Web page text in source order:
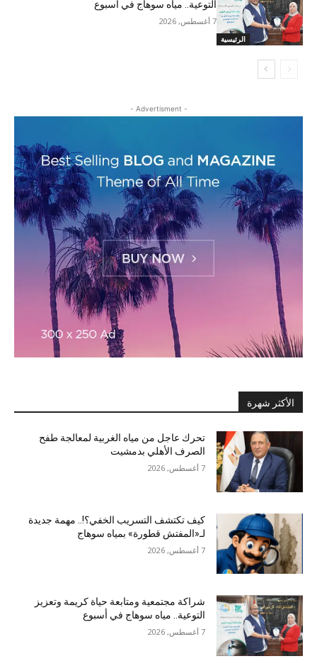
الرئيسية
التوعية.. مياه سوهاج في أسبوع
7 أغسطس, 2026
- Advertisment -
الأكثر شهرة
تحرك عاجل من مياه الغربية لمعالجة طفح
الصرف الأهلي بدمشيت
7 أغسطس, 2026
كيف تكتشف التسريب الخفي؟!.. مهمة جديدة
لـ«المفتش قطورة» بمياه سوهاج
7 أغسطس, 2026
شراكة مجتمعية ومتابعة حياة كريمة وتعزيز
التوعية.. مياه سوهاج في أسبوع
7 أغسطس, 2026